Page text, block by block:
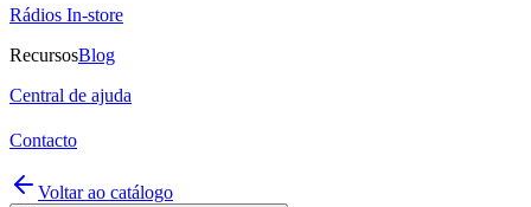
Rádios In-store
RecursosBlog
Central de ajuda
Contacto
Voltar ao catálogo